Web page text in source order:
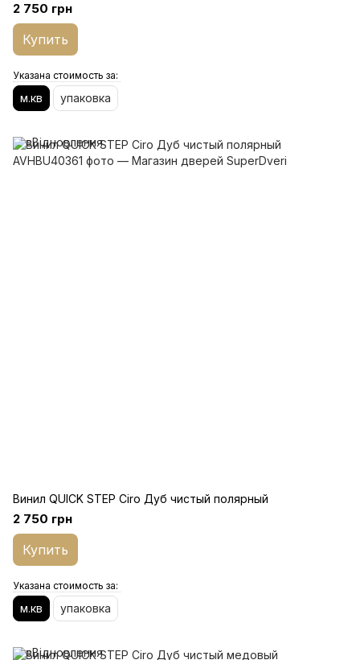
2 750 грн
Купить
Указана стоимость за:
м.кв упаковка
Винил QUICK STEP Ciro Дуб чистый полярный
2 750 грн
Купить
Указана стоимость за:
м.кв упаковка